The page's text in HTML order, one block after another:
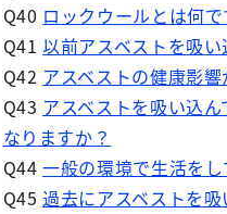
Q40 ロックウールとは何
Q41以前アスベストを吸
Q42 アスベストの健康影
Q43 アスベストを吸い込
なりますか？
Q44一般の環境で生活を
Q45過去にアスベストを